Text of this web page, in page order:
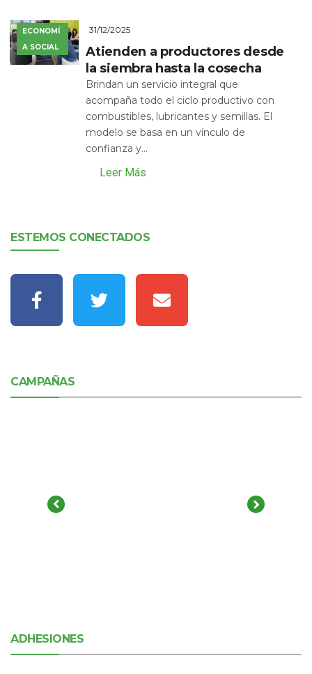
ECONOMÍ
A SOCIAL
31/12/2025
Atienden a productores desde
la siembra hasta la cosecha
Brindan un servicio integral que
acompaña todo el ciclo productivo con
combustibles, lubricantes y semillas. El
modelo se basa en un vínculo de
confianza y...
Leer Más
ESTEMOS CONECTADOS
CAMPAÑAS
ADHESIONES